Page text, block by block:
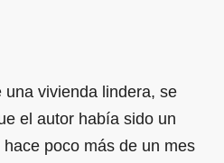
vivienda lindera, se
el autor había sido un
poco más de un mes